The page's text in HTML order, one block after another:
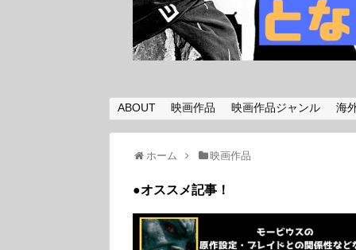
ABOUT 映画作品 映画作品ジャンル 海
ホーム 映画作品
●オススメ記事！